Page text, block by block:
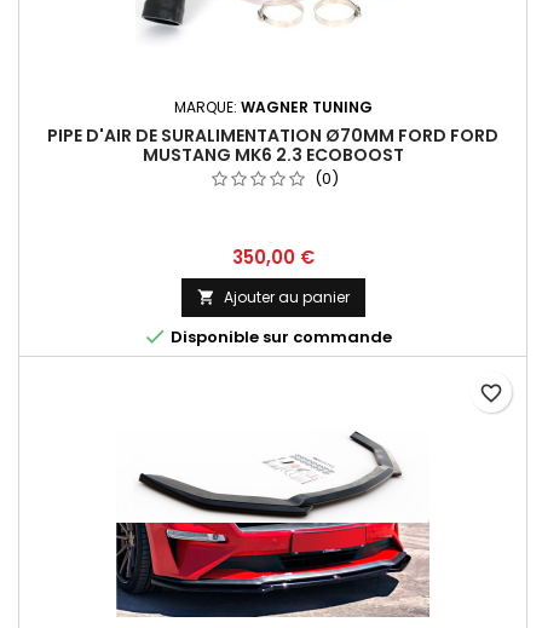
MARQUE: WAGNER TUNING
PIPE D'AIR DE SURALIMENTATION Ø70MM FORD FORD
MUSTANG MK6 2.3 ECOBOOST
(0)
Prix
350,00 €
 Ajouter au panier
 Disponible sur commande
favorite_border